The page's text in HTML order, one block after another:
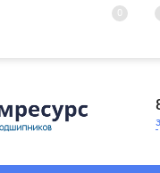
0